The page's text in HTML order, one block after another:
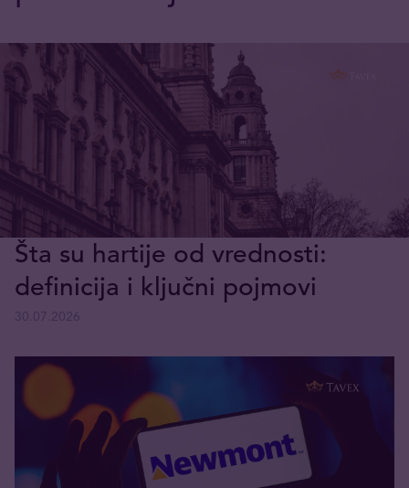
Šta su hartije od vrednosti:
definicija i ključni pojmovi